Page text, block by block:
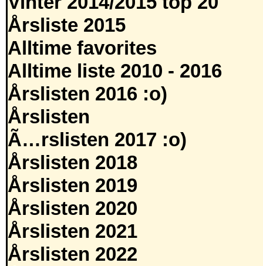
Årsliste 2015
Alltime favorites
Alltime liste 2010 - 2016
Årslisten 2016 :o)
Årslisten
Ã…rslisten 2017 :o)
Årslisten 2018
Årslisten 2019
Årslisten 2020
Årslisten 2021
Årslisten 2022